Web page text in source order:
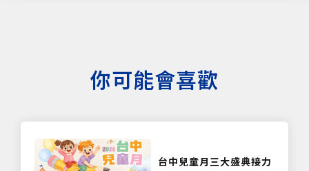
你可能會喜歡
台中兒童月三大盛典接力